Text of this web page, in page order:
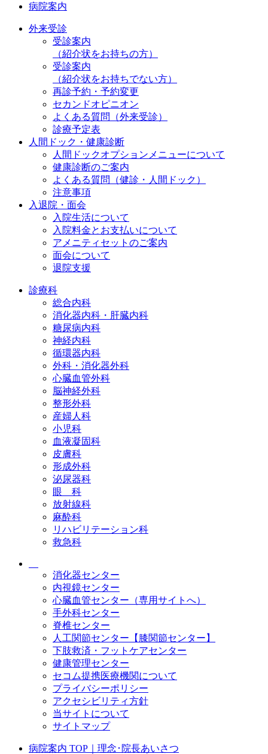
病院案内
外来受診
受診案内
（紹介状をお持ちの方）
受診案内
（紹介状をお持ちでない方）
再診予約・予約変更
セカンドオピニオン
よくある質問（外来受診）
診療予定表
人間ドック・健康診断
人間ドックオプションメニューについて
健康診断のご案内
よくある質問（健診・人間ドック）
注意事項
入退院・面会
入院生活について
入院料金とお支払いについて
アメニティセットのご案内
面会について
退院支援
診療科
総合内科
消化器内科・肝臓内科
糖尿病内科
神経内科
循環器内科
外科・消化器外科
心臓血管外科
脳神経外科
整形外科
産婦人科
小児科
血液凝固科
皮膚科
形成外科
泌尿器科
眼 科
放射線科
麻酔科
リハビリテーション科
救急科
消化器センター
内視鏡センター
心臓血管センター（専用サイトへ）
手外科センター
脊椎センター
人工関節センター【膝関節センター】
下肢救済・フットケアセンター
健康管理センター
セコム提携医療機関について
プライバシーポリシー
アクセシビリティ方針
当サイトについて
サイトマップ
病院案内 TOP｜理念･院長あいさつ